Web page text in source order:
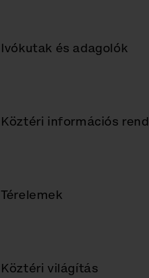
Ivókutak és adagolók
Köztéri információs
Térelemek
Köztéri világítás